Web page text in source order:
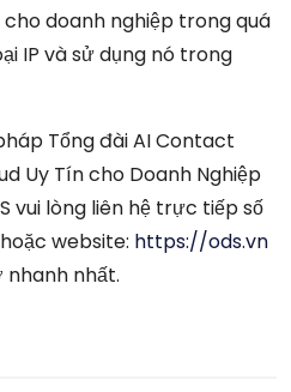
doanh nghiệp trong quá
IP và sử dụng nó trong
Tổng đài AI Contact
Uy Tín cho Doanh Nghiệp
vui lòng liên hệ trực tiếp số
website: https://ods.vn
nhất.